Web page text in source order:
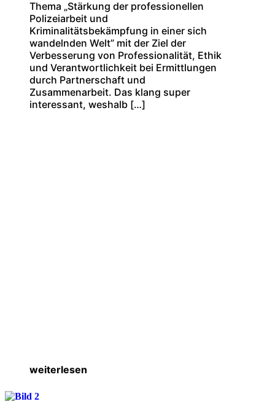
Thema „Stärkung der professionellen
Polizeiarbeit und
Kriminalitätsbekämpfung in einer sich
wandelnden Welt” mit der Ziel der
Verbesserung von Professionalität, Ethik
und Verantwortlichkeit bei Ermittlungen
durch Partnerschaft und
Zusammenarbeit. Das klang super
interessant, weshalb […]
weiterlesen